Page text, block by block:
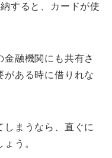
すると、カードが使
金融機関にも共有さ
がある時に借りれな
しまうなら、直ぐに
う。